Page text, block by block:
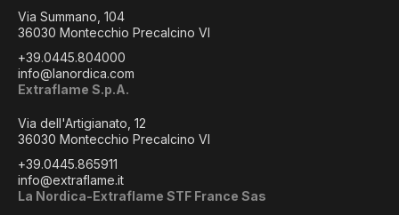
Via Summano, 104
36030 Montecchio Precalcino VI
+39.0445.804000
info@lanordica.com
Extraflame S.p.A.
Via dell'Artigianato, 12
36030 Montecchio Precalcino VI
+39.0445.865911
info@extraflame.it
La Nordica-Extraflame STF France Sas